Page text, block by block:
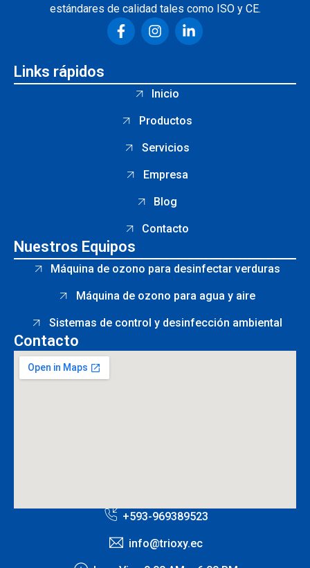
estándares de calidad tales como ISO y CE.
Links rápidos
Inicio
Productos
Servicios
Empresa
Blog
Contacto
Nuestros Equipos
Máquina de ozono para desinfectar verduras
Máquina de ozono para agua y aire
Sistemas de control y desinfección ambiental
Contacto
+593-969389523
info@trioxy.ec